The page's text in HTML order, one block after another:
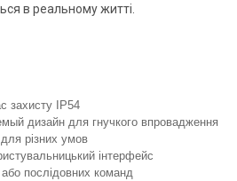
в реальному житті.
захисту IP54
дизайн для гнучкого впровадження
різних умов
інтерфейс
послідовних команд